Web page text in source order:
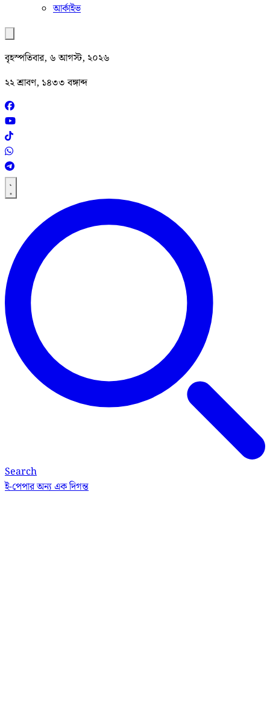
আর্কাইভ
বৃহস্পতিবার, ৬ আগস্ট, ২০২৬
২২ শ্রাবণ, ১৪৩৩ বঙ্গাব্দ
Search
ই-পেপারঅন্য এক দিগন্ত